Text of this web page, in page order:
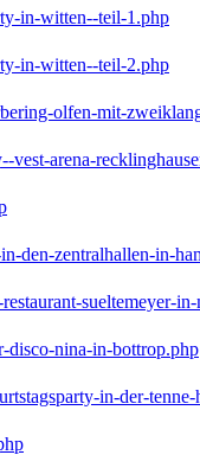
in-witten--teil-1.php
in-witten--teil-2.php
olfen-mit-
vest-arena-
den-zentralhallen-in-
sueltemeyer-
disco-nina-in-bottrop.php
in-der-tenne-